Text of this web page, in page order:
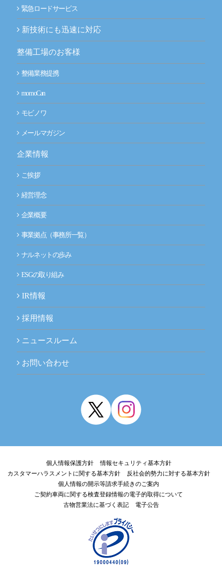
緊急ロードサービス
新技術にも迅速に対応
整備工場のお客様
整備業務提携
momoCan
モビノワ
メールマガジン
企業情報
ご挨拶
経営理念
企業概要
事業拠点（事務所一覧）
ナルネットの歩み
ESGの取り組み
IR情報
採用情報
ニュースルーム
お問い合わせ
個人情報保護方針
情報セキュリティ基本方針
カスタマーハラスメントに関する基本方針
反社会的勢力に対する基本方針
個人情報の開示等請求手続きのご案内
ご契約車両に関する検査登録情報の電子的取得について
古物営業法に基づく表記
電子公告